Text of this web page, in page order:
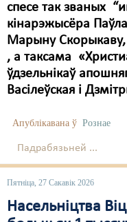
спесе так званых
кінарэжысёра
Марыну Скорыкаву,
, а таксама
ўдзельнікаў
Васілеўская і
Апублікавана ў Рознае
Падрабязьней ...
Пятніца, 27 Сакавік 2026
Насельніцтва
Мірныя сходы
Палітвязьні
Праваабаронцы
Правы дзіцяці
Пэнітэнцыярная сыстэма
Распальваньне варожасьці
Рознае
Свабода слова